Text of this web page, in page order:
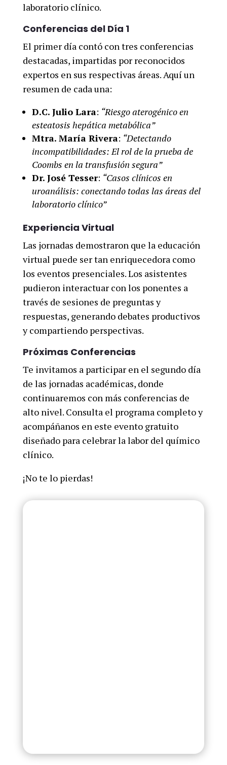
laboratorio clínico.
Conferencias del Día 1
El primer día contó con tres conferencias
destacadas, impartidas por reconocidos
expertos en sus respectivas áreas. Aquí un
resumen de cada una:
D.C. Julio Lara: “Riesgo aterogénico en
esteatosis hepática metabólica”
Mtra. María Rivera: “Detectando
incompatibilidades: El rol de la prueba de
Coombs en la transfusión segura”
Dr. José Tesser: “Casos clínicos en
uroanálisis: conectando todas las áreas del
laboratorio clínico”
Experiencia Virtual
Las jornadas demostraron que la educación
virtual puede ser tan enriquecedora como
los eventos presenciales. Los asistentes
pudieron interactuar con los ponentes a
través de sesiones de preguntas y
respuestas, generando debates productivos
y compartiendo perspectivas.
Próximas Conferencias
Te invitamos a participar en el segundo día
de las jornadas académicas, donde
continuaremos con más conferencias de
alto nivel. Consulta el programa completo y
acompáñanos en este evento gratuito
diseñado para celebrar la labor del químico
clínico.
¡No te lo pierdas!